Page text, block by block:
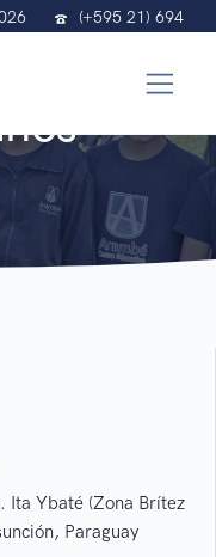
(+595 21) 694
Ita Ybaté (Zona Brítez
Paraguay